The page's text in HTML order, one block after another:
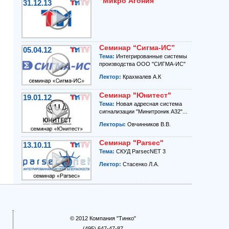
31.12.13
05.04.12 Семинар “Сигма-ИС”
Тема: Интегрированные системы
производства ООО "СИГМА-ИС"
Лектор: Крахмалев А.К
19.01.12 Семинар "Юнитест"
Тема: Новая адресная система
сигнализации "Минитроник А32"...
Лекторы: Овчинников В.В.
13.10.11 Семинар "Parsec"
Тема: СКУД ParsecNET 3
Лектор: Стасенко Л.А.
© 2012 Компания "Тинко"